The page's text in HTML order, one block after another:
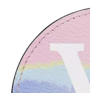
INFORMACE
REDAKCE